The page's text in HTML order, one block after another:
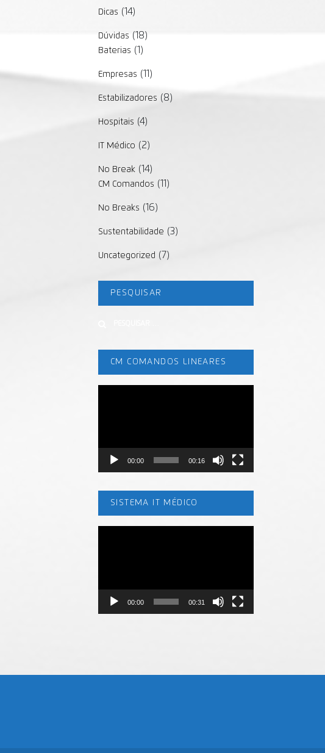
Dicas (14)
Dúvidas (18)
Baterias (1)
Empresas (11)
Estabilizadores (8)
Hospitais (4)
IT Médico (2)
No Break (14)
CM Comandos (11)
No Breaks (16)
Sustentabilidade (3)
Uncategorized (7)
PESQUISAR
CM COMANDOS LINEARES
00:00 00:16
SISTEMA IT MÉDICO
00:00 00:31